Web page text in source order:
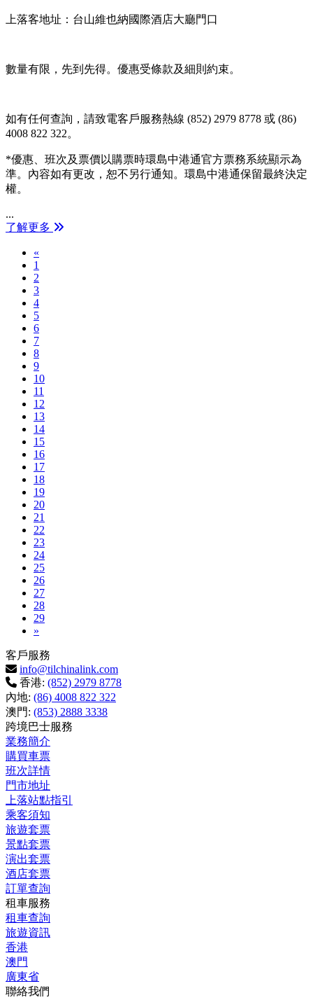
上落客地址：台山維也納國際酒店大廳門口
數量有限，先到先得。優惠受條款及細則約束。
如有任何查詢，請致電客戶服務熱線 (852) 2979 8778 或 (86)
4008 822 322。
*優惠、班次及票價以購票時環島中港通官方票務系統顯示為
準。內容如有更改，恕不另行通知。環島中港通保留最終決定
權。
...
了解更多
«
1
2
3
4
5
6
7
8
9
10
11
12
13
14
15
16
17
18
19
20
21
22
23
24
25
26
27
28
29
»
客戶服務
info@tilchinalink.com
香港: (852) 2979 8778
內地: (86) 4008 822 322
澳門: (853) 2888 3338
跨境巴士服務
業務簡介
購買車票
班次詳情
門市地址
上落站點指引
乘客須知
旅遊套票
景點套票
演出套票
酒店套票
訂單查詢
租車服務
租車查詢
旅遊資訊
香港
澳門
廣東省
聯絡我們